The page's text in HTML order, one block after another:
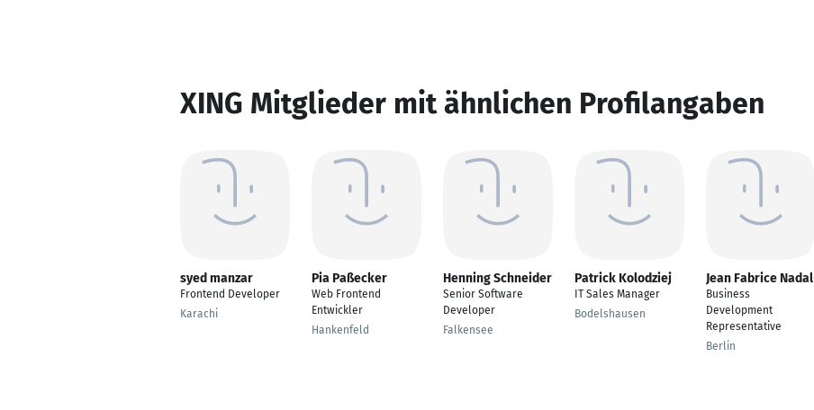
XING Mitglieder mit ähnlichen Profilangaben
syed manzar
Frontend Developer
Karachi
Pia Paßecker
Web Frontend
Entwickler
Hankenfeld
Henning Schneider
Senior Software
Developer
Falkensee
Patrick Kolodziej
IT Sales Manager
Bodelshausen
Jean Fabrice Nadal
Business
Development
Representative
Berlin